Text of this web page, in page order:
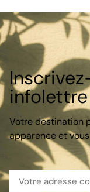
infolettre
Votre destination
apparence et